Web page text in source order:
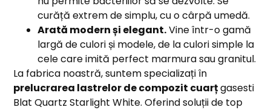
curăță extrem de simplu, cu o cârpă umedă.
Arată modern și elegant.Vine într-o gamă
largă de culori și modele, de la culori simple la
cele care imită perfect marmura sau granitul.
La fabrica noastră, suntem specializați în
prelucrarea lastrelor de compozit cuarțgasesti
Blat Quartz Starlight White. Oferind soluții de top